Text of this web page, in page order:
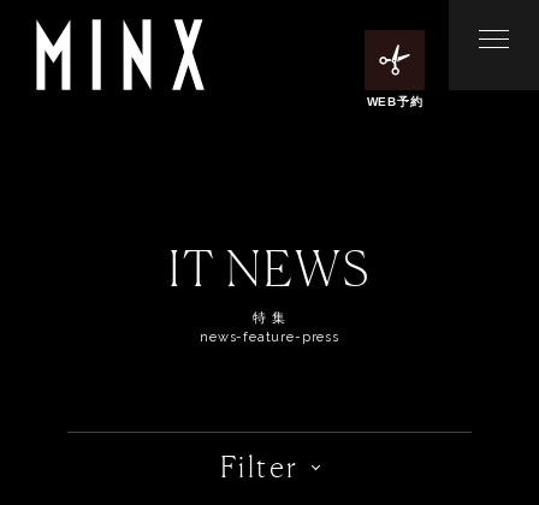
WEB予約
IT NEWS
特 集
news-feature-press
Filter